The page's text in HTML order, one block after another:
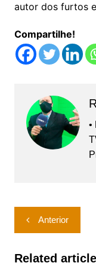
autor dos furtos
Compartilhe!
•
Navegação
de
Post
Anterior
Related